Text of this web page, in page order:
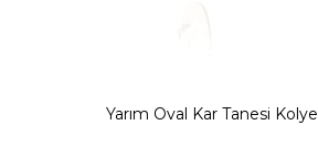
Yarım Oval Kar Tanesi Kolye